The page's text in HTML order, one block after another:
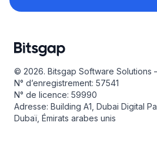
© 2026. Bitsgap Software Solutions
N° d’enregistrement: 57541
N° de licence: 59990
Adresse: Building A1, Dubai Digital
Dubaï, Émirats arabes unis